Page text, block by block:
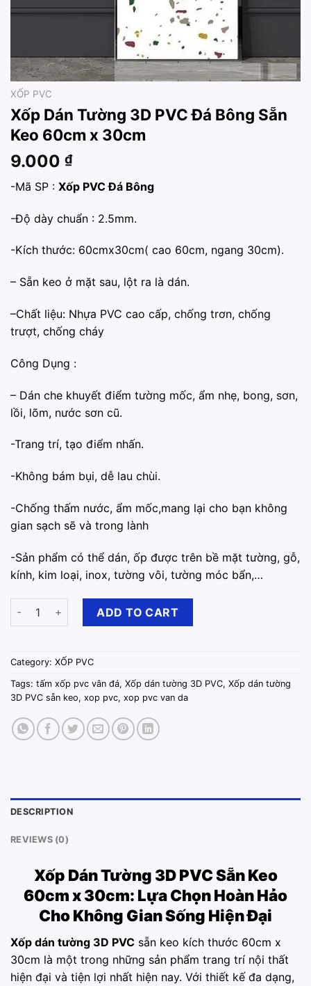
XỐP PVC
Xốp Dán Tường 3D PVC Đá Bông Sẵn
Keo 60cm x 30cm
9.000 ₫
-Mã SP : Xốp PVC Đá Bông
-Độ dày chuẩn : 2.5mm.
-Kích thước: 60cmx30cm( cao 60cm, ngang 30cm).
– Sẵn keo ở mặt sau, lột ra là dán.
–Chất liệu: Nhựa PVC cao cấp, chống trơn, chống
trượt, chống cháy
Công Dụng :
– ️Dán che khuyết điểm tường mốc, ẩm nhẹ, bong, sơn,
lồi, lõm, nước sơn cũ.
-️Trang trí, tạo điểm nhấn.
️-Không bám bụi, dễ lau chùi.
️-Chống thấm nước, ẩm mốc,mang lại cho bạn không
gian sạch sẽ và trong lành
-️Sản phẩm có thể dán, ốp được trên bề mặt tường, gỗ,
kính, kim loại, inox, tường vôi, tường móc bẩn,…
Xốp Dán Tường 3D PVC Đá Bông Sẵn Keo 60cm x 30cm
ADD TO CART
Category: XỐP PVC
Tags: tấm xốp pvc vân đá, Xốp dán tường 3D PVC, Xốp dán tường
3D PVC sẵn keo, xop pvc, xop pvc van da
DESCRIPTION
REVIEWS (0)
Xốp Dán Tường 3D PVCSẵn Keo
60cm x 30cm: Lựa Chọn Hoàn Hảo
Cho Không Gian Sống Hiện Đại
Xốp dán tường 3D PVC sẵn keo kích thước 60cm x
30cm là một trong những sản phẩm trang trí nội thất
hiện đại và tiện lợi nhất hiện nay. Với thiết kế đa dạng,